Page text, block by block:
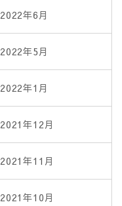
2022年6月
2022年5月
2022年1月
2021年12月
2021年11月
2021年10月